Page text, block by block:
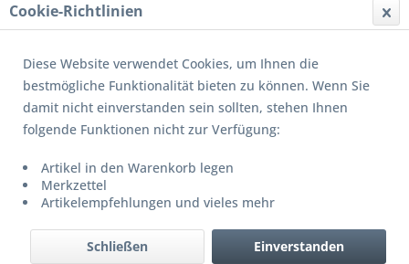
1 von3
Cookie-Richtlinien
Diese Website verwendet Cookies, um Ihnen die
bestmögliche Funktionalität bieten zu können. Wenn Sie
damit nicht einverstanden sein sollten, stehen Ihnen
folgende Funktionen nicht zur Verfügung:
Artikel in den Warenkorb legen
Merkzettel
Artikelempfehlungen und vieles mehr
Einverstanden
Schließen